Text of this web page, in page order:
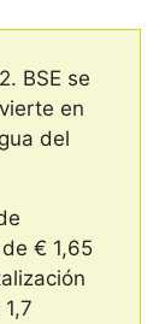
BSE se
en
del
€ 1,65